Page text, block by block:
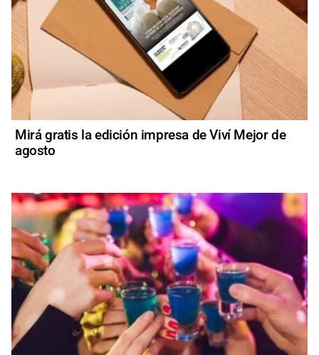
Mirá gratis la edición impresa de Viví Mejor de
agosto